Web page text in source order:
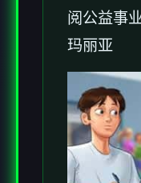
阅公益事业
玛丽亚